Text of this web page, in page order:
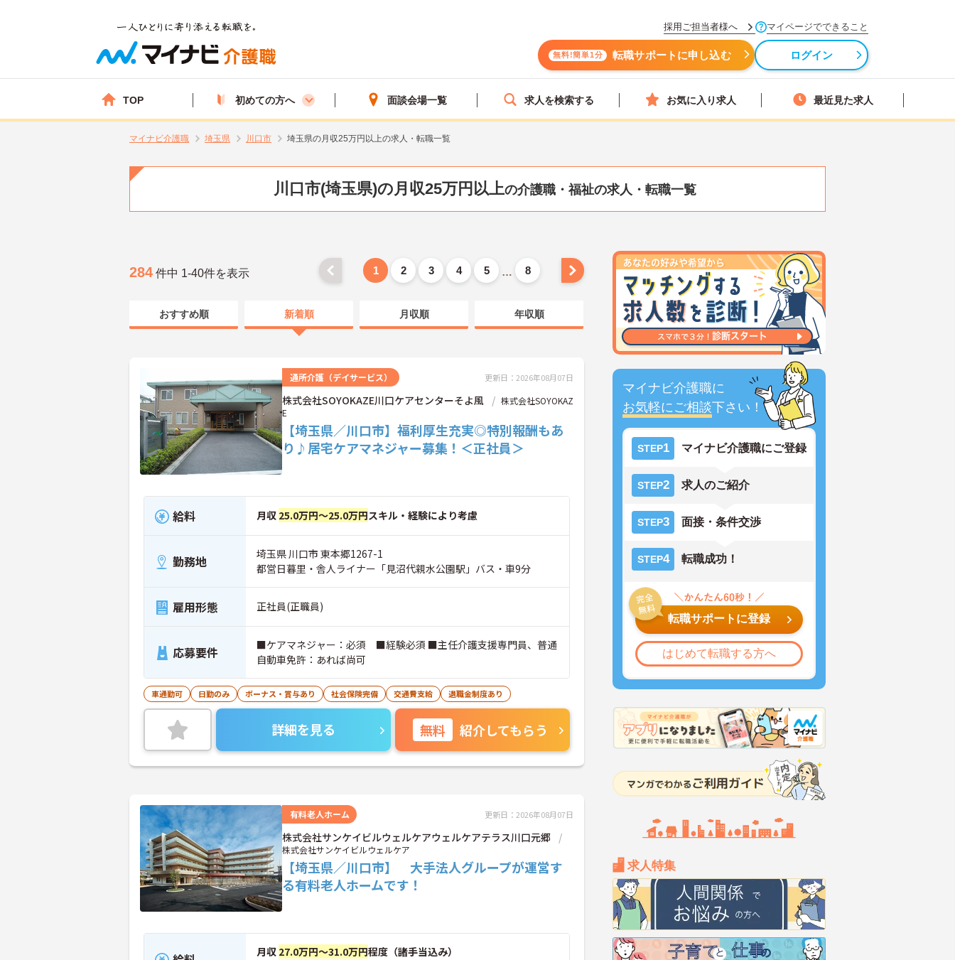
採用ご担当者様へ マイページでできること
無料!簡単1分 転職サポートに申し込む ログイン
TOP 初めての方へ 面談会場一覧 求人を検索する お気に入り求人 最近見た求人
マイナビ介護職 埼玉県 川口市 埼玉県の月収25万円以上の求人・転職一覧
川口市(埼玉県)の月収25万円以上の介護職・福祉の求人・転職一覧
マイナビ介護職に
お気軽にご相談下さい！
STEP1 マイナビ介護職にご登録
STEP2 求人のご紹介
STEP3 面接・条件交渉
STEP4 転職成功！
転職サポートに登録
はじめて転職する方へ
求人特集
284 件中 1-40件を表示 1 2 3 4 5 … 8
おすすめ順 新着順 月収順 年収順
通所介護（デイサービス） 更新日：2026年08月07日
株式会社SOYOKAZE川口ケアセンターそよ風
株式会社SOYOKAZ
E
【埼玉県／川口市】福利厚生充実◎特別報酬もあ
り♪居宅ケアマネジャー募集！＜正社員＞
給料 月収 25.0万円～25.0万円スキル・経験により考慮
勤務地
埼玉県 川口市 東本郷1267-1
都営日暮里・舎人ライナー「見沼代親水公園駅」バス・車9分
雇用形態 正社員(正職員)
応募要件
■ケアマネジャー：必須 ■経験必須 ■主任介護支援専門員、普通
自動車免許：あれば尚可
車通勤可 日勤のみ ボーナス・賞与あり 社会保険完備 交通費支給 退職金制度あり
詳細を見る 無料 紹介してもらう
有料老人ホーム 更新日：2026年08月07日
株式会社サンケイビルウェルケアウェルケアテラス川口元郷
株式会社サンケイビルウェルケア
【埼玉県／川口市】 大手法人グループが運営す
る有料老人ホームです！
月収 27.0万円～31.0万円程度（諸手当込み）